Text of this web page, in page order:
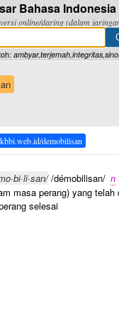
Bahasa
online/daring (dalam
demobilisan
/démobilisan/ n
masa perang) yang telah
selesai